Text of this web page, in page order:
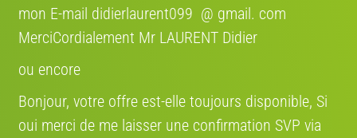
Où se situe le vélo
Région:
Adresse: 115 Rue Brancion, 75015 Paris, France
mon E-mail didierlaurent099 @ gmail. com
MerciCordialement Mr LAURENT Didier
ou encore
Bonjour, votre offre est-elle toujours disponible, Si
oui merci de me laisser une confirmation SVP via